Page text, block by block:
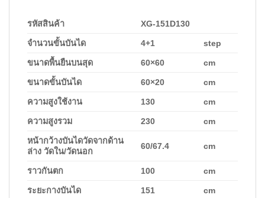
รหัสสินค้า XG-151D130
จำนวนขั้นบันได 4+1 step
ขนาดพื้นยืนบนสุด 60×60 cm
ขนาดขั้นบันได 60×20 cm
ความสูงใช้งาน 130 cm
ความสูงรวม 230 cm
หน้ากว้างบันไดวัดจากด้าน
ล่าง วัดใน/วัดนอก
60/67.4 cm
ราวกันตก 100 cm
ระยะกางบันได 151 cm